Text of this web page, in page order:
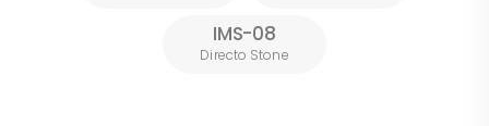
IMS-08
Directo Stone